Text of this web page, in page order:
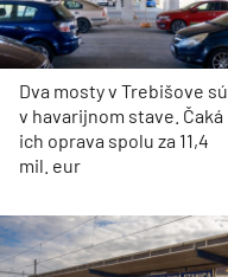
Dva mosty v Trebišove sú
v havarijnom stave. Čaká
ich oprava spolu za 11,4
mil. eur